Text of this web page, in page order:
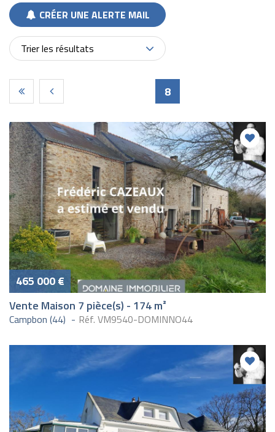
CRÉER UNE ALERTE MAIL
Trier les résultats
Pages 8
465 000 €
Vente Maison 7 pièce(s) - 174 m²
Campbon (44) Réf. VM9540-DOMINNO44